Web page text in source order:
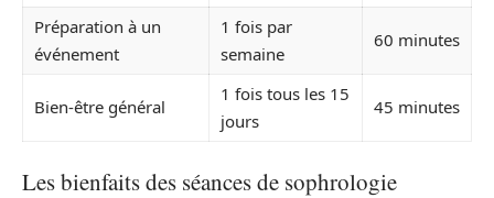
Préparation à un
événement
1 fois par
semaine
60 minutes
Bien-être général
1 fois tous les 15
jours
45 minutes
Les bienfaits des séances de sophrologie